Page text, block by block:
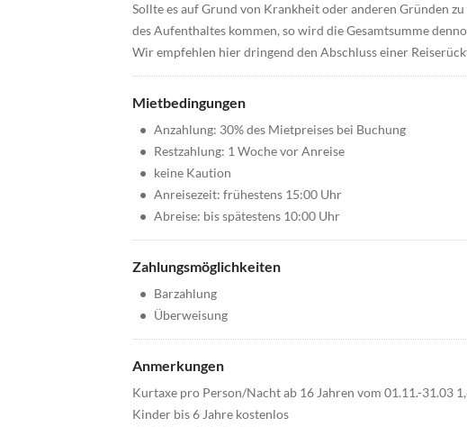
Sollte es auf Grund von Krankheit oder anderen Gründen
des Aufenthaltes kommen, so wird die Gesamtsumme
Wir empfehlen hier dringend den Abschluss einer
Mietbedingungen
• Anzahlung: 30% des Mietpreises bei Buchung
• Restzahlung: 1 Woche vor Anreise
• keine Kaution
• Anreisezeit: frühestens 15:00 Uhr
• Abreise: bis spätestens 10:00 Uhr
Zahlungsmöglichkeiten
• Barzahlung
• Überweisung
Anmerkungen
Kurtaxe pro Person/Nacht ab 16 Jahren vom 01.11.-31.03
Kinder bis 6 Jahre kostenlos